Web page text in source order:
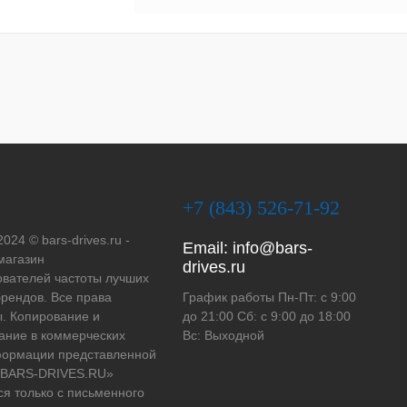
© bars-drives.ru -
частоты лучших
Все права
Копирование и
в коммерческих
представленной
DRIVES.RU»
только с письменного
+7 (843) 526-71-92
Email: info@bars-
drives.ru
График работы Пн-Пт: с 9:00
до 21:00 Сб: с 9:00 до 18:00
Вс: Выходной